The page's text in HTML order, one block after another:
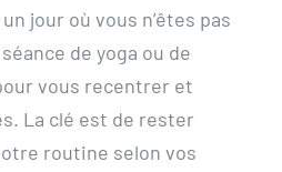
jour où vous n’êtes pas
de yoga ou de
vous recentrer et
La clé est de rester
routine selon vos